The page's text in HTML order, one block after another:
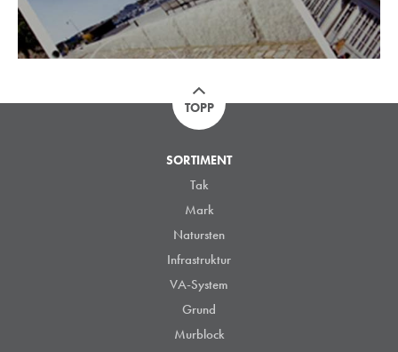
TOPP
SORTIMENT
Tak
Mark
Natursten
Infrastruktur
VA-System
Grund
Murblock